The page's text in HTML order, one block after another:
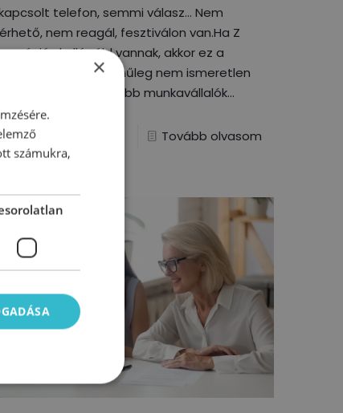
telefon, semmi válasz… Nem
nem reagál, fesztiválon van.Ha Z
kollégáid vannak, akkor ez a
nyáron valószínűleg nem ismeretlen
A legfiatalabb munkavállalók
0 Tovább olvasom
×
számukra,